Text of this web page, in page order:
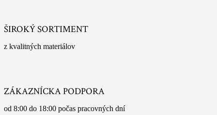
ŠIROKÝ SORTIMENT
z kvalitných materiálov
ZÁKAZNÍCKA PODPORA
od 8:00 do 18:00 počas pracovných dní